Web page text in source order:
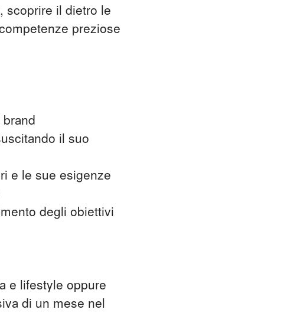
scoprire il dietro le
preziose
brand
il suo
e le sue esigenze
degli obiettivi
e lifestyle oppure
di un mese nel